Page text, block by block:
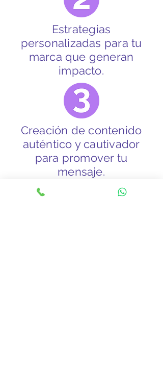
Estrategias
personalizadas para tu
marca que generan
impacto.
Creación de contenido
auténtico y cautivador
para promover tu
mensaje.